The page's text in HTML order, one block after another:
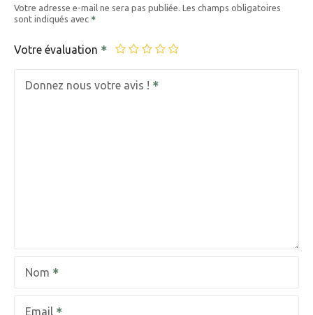
Votre adresse e-mail ne sera pas publiée. Les champs obligatoires
sont indiqués avec
Votre évaluation
Donnez nous votre avis !
Nom
Email